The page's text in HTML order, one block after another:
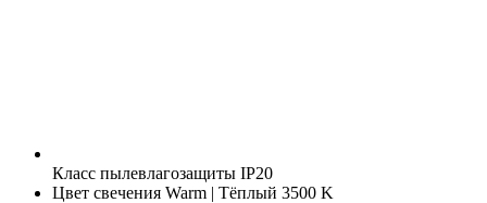
Класс пылевлагозащиты IP20
Цвет свечения Warm | Тёплый 3500 K